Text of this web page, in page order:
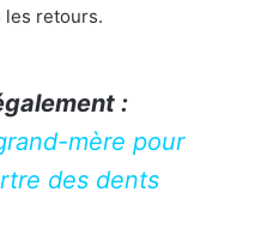
les retours.
:
mère pour
des dents